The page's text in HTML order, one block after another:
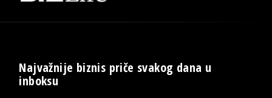
Najvažnije biznis priče svakog dana u
inboksu